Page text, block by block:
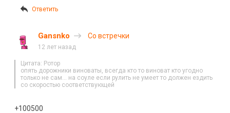
Ответить
Gansnko Со встречки
12 лет назад
Цитата: Ротор
опять дорожники виноваты, всегда кто то виноват кто угодно
только не сам… на соуле если рулить не умеет то должен ездить
со скоростью соответствующей
+100500